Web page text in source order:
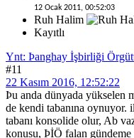
12 Ocak 2011, 00:52:03
Ruh Halim
Kayıtlı
Ynt: Þanghay İşbirliği
#11
22 Kasım 2016, 12:52:22
Þu anda dünyada yükselen
de kendi tabanına oynuyor.
tabanı konsolide olur, Ab
konusu, ÞİÖ falan